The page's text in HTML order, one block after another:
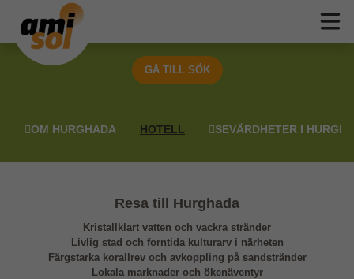
GÅ TILL SÖK
OM HURGHADA HOTELL SEVÄRDHETER I
Resa till Hurghada
Kristallklart vatten och vackra stränder
Livlig stad och forntida kulturarv i närheten
Färgstarka korallrev och avkoppling på sandstränder
Lokala marknader och ökenäventyr